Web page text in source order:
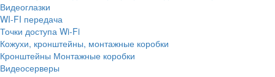
Видеоглазки
WI-FI передача
Точки доступа Wi-Fi
Кожухи, кронштейны, монтажные коробки
Кронштейны Монтажные коробки
Видеосерверы